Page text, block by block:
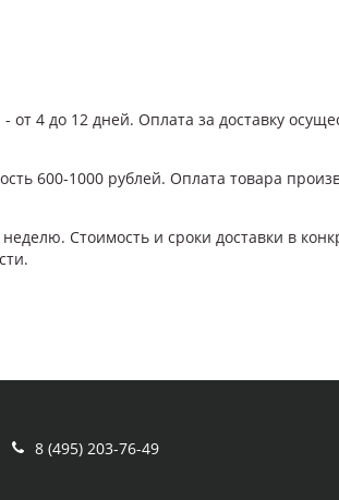
от 4 до 12 дней. Оплата за доставку
600-1000 рублей. Оплата товара
Стоимость и сроки доставки в
8 (495) 203-76-49